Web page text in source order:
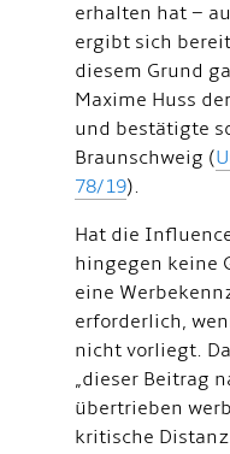
erhalten hat –
ergibt sich
diesem Grund
Maxime Huss
und bestätigte
Braunschweig (
78/19).
Hat die
hingegen keine
eine
erforderlich,
nicht vorliegt.
„dieser Beitrag
übertrieben
kritische